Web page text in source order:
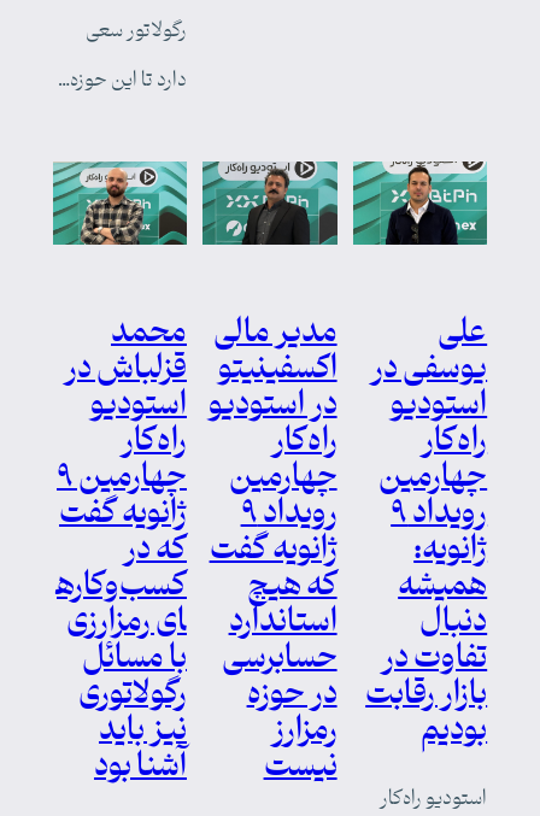
رگولاتور سعی
دارد تا این حوزه…
علی
یوسفی در
استودیو
راه‌کار
چهارمین
رویداد ۹
ژانویه:
همیشه
دنبال
تفاوت در
بازار رقابت
بودیم
استودیو راه‌کار
مدیر مالی
اکسفینیتو
در استودیو
راه‌کار
چهارمین
رویداد ۹
ژانویه گفت
که هیچ
استاندارد
حسابرسی
در حوزه
رمزارز
نیست
محمد
قزلباش در
استودیو
راه‌کار
چهارمین ۹
ژانویه گفت
که در
کسب‌وکاره
ای رمزارزی
با مسائل
رگولاتوری
نیز باید
آشنا بود